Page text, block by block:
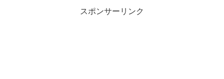
スポンサーリンク